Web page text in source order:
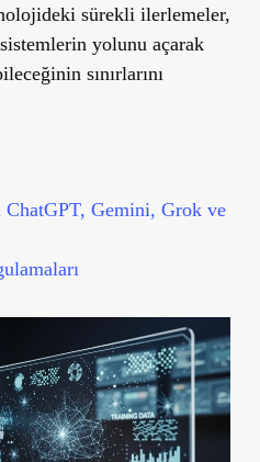
sürekli ilerlemeler,
yolunu açarak
sınırlarını
Gemini, Grok ve